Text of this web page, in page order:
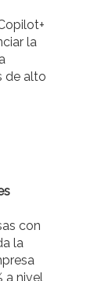
la
de alto
con
la
a nivel